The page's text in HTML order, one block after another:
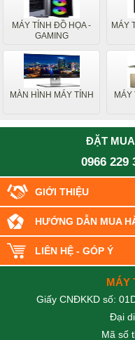
MÁY TÍNH ĐỒ HỌA -
GAMING
MÁY
MÀN HÌNH MÁY TÍNH MÁY
ĐẶT
0966 229
GIỚI THIỆU
HƯỚNG DẪN MUA
LIÊN HỆ - GÓP Ý
MÁY
Giấy CNĐKKD số:
Đại
Mã số